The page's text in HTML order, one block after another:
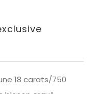
18 carats/750